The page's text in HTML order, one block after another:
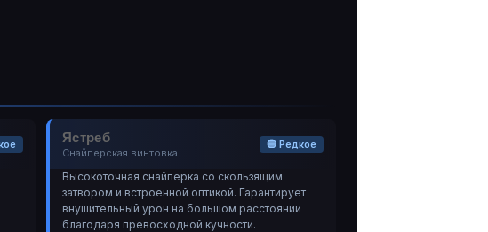
Ястреб
Снайперская винтовка
🔵 Редкое
Высокоточная снайперка со скользящим
затвором и встроенной оптикой. Гарантирует
внушительный урон на большом расстоянии
благодаря превосходной кучности.